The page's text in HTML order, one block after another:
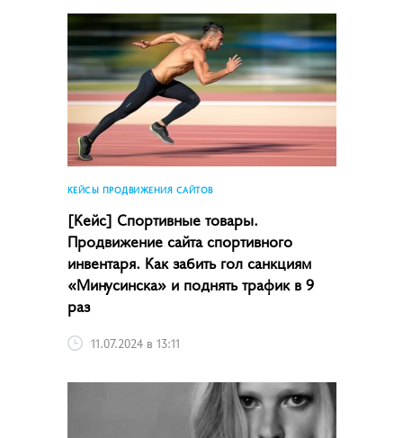
КЕЙСЫ ПРОДВИЖЕНИЯ САЙТОВ
[Кейс] Спортивные товары.
Продвижение сайта спортивного
инвентаря. Как забить гол санкциям
«Минусинска» и поднять трафик в 9
раз
11.07.2024 в 13:11